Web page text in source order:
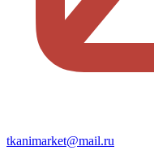
tkanimarket@mail.ru